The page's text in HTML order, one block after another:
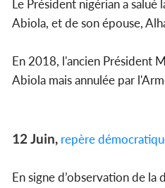
Le Président nigérian a
Abiola, et de son épouse,
En 2018, l'ancien Président
Abiola mais annulée par
12 Juin, repère
En signe d’observation de la